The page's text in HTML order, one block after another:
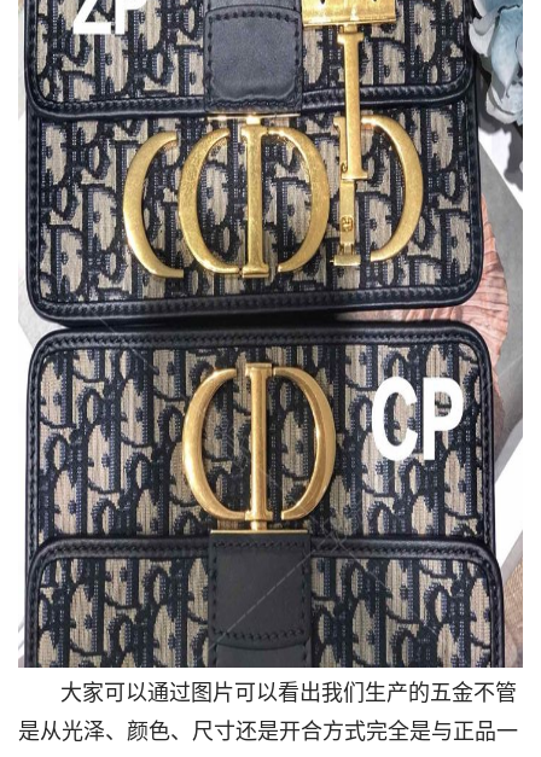
大家可以通过图片可以看出我们生产的五金不管
是从光泽、颜色、尺寸还是开合方式完全是与正品一